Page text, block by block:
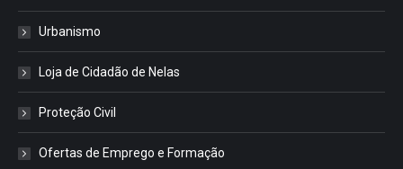
Urbanismo
Loja de Cidadão de Nelas
Proteção Civil
Ofertas de Emprego e Formação